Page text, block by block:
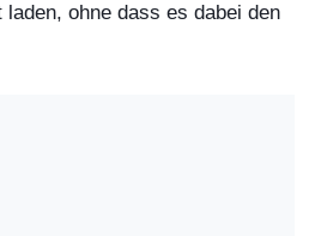
ohne dass es dabei den